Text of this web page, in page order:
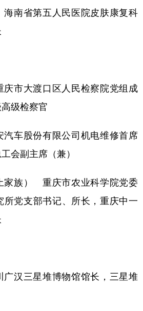
省第五人民医院皮肤康复科
大渡口区人民检察院党组成
级检察官
股份有限公司机电维修首席
会副主席（兼）
族） 重庆市农业科学院党委
所党支部书记、所长，重庆中一
三星堆博物馆馆长，三星堆